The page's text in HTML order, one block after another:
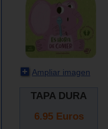
Ampliar imagen
TAPA DURA
6.95 Euros